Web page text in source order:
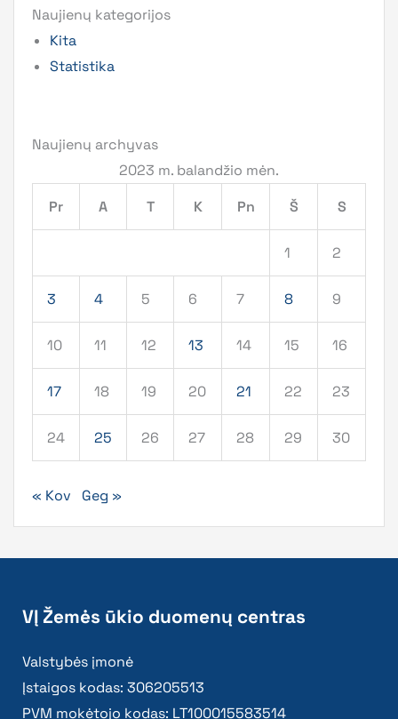
Naujienų kategorijos
Kita
Statistika
Naujienų archyvas
2023 m. balandžio mėn.
Pr
A T K Pn Š S
1 2
3 4 5 6 7 8 9
10 11 12 13 14 15 16
17 18 19 20 21 22 23
24 25 26 27 28 29 30
« Kov Geg »
VĮ Žemės ūkio duomenų centras
Valstybės įmonė
Įstaigos kodas: 306205513
PVM mokėtojo kodas: LT100015583514